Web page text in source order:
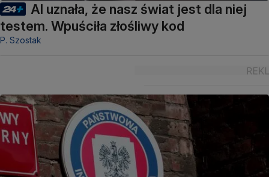
AI uznała, że nasz świat jest dla niej
testem. Wpuściła złośliwy kod
P. Szostak